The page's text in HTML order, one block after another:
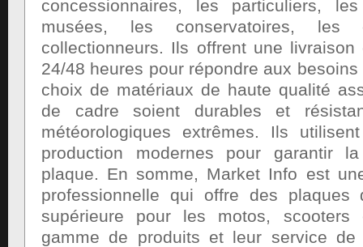
concessionnaires, les particuliers,
musées, les conservatoires,
collectionneurs. Ils offrent une
24/48 heures pour répondre aux
choix de matériaux de haute qualité
de cadre soient durables et
météorologiques extrêmes. Ils
production modernes pour garantir
plaque. En somme, Market Info est
professionnelle qui offre des
supérieure pour les motos, scooters
gamme de produits et leur service de